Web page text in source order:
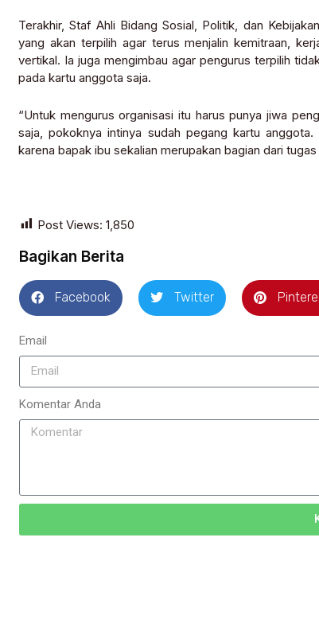
Terakhir, Staf Ahli Bidang Sosial, Politik, dan
yang akan terpilih agar terus menjalin kemitraan,
vertikal. Ia juga mengimbau agar pengurus terpilih
pada kartu anggota saja.
“Untuk mengurus organisasi itu harus punya jiwa
saja, pokoknya intinya sudah pegang kartu
karena bapak ibu sekalian merupakan bagian dari
Post Views: 1,850
Bagikan Berita
Facebook Twitter
Email
Komentar Anda